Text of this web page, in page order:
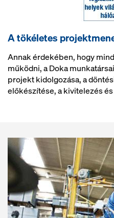
A tökéletes
Annak érdekében, hogy
működni, a Doka
projekt kidolgozása, a
előkészítése, a kivitelezés